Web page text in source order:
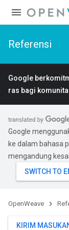
Referensi
Google
ras bagi
Google
ke dalam bahasa
mengandung
OpenWeave
KIRIM